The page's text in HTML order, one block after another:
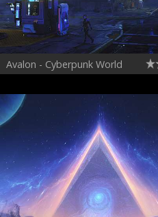
Avalon - Cyberpunk World